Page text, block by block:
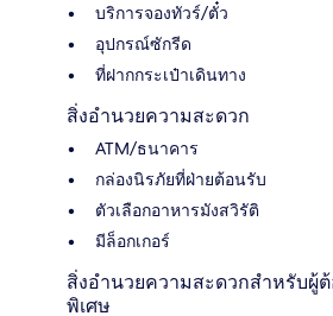
บริการจองทัวร์/ตั๋ว
อุปกรณ์ซักรีด
ที่ฝากกระเป๋าเดินทาง
สิ่งอำนวยความสะดวก
ATM/ธนาคาร
กล่องนิรภัยที่ฝ่ายต้อนรับ
ตัวเลือกอาหารมังสวิรัติ
มีล็อกเกอร์
สิ่งอำนวยความสะดวกสำหรับผู้
พิเศษ